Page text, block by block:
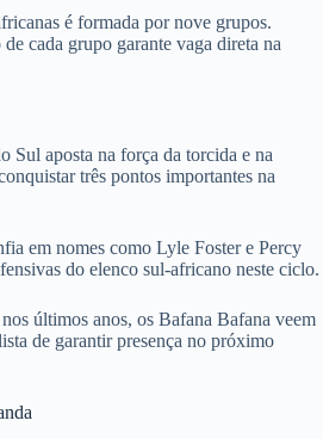
é formada por nove grupos.
cada grupo garante vaga direta na
Sul aposta na força da torcida e na
três pontos importantes na
em nomes como Lyle Foster e Percy
do elenco sul-africano neste ciclo.
últimos anos, os Bafana Bafana veem
de garantir presença no próximo